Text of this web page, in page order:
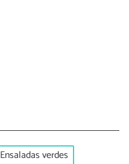
Ensaladas verdes